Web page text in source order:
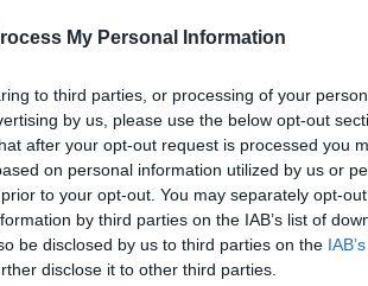
My Personal Information
to third parties, or processing of your
by us, please use the below opt-out
after your opt-out request is processed you
on personal information utilized by us or
to your opt-out. You may separately opt-
by third parties on the IAB’s list of
be disclosed by us to third parties on the
disclose it to other third parties.